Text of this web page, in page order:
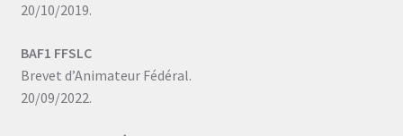
20/10/2019.
BAF1 FFSLC
Brevet d’Animateur Fédéral.
20/09/2022.